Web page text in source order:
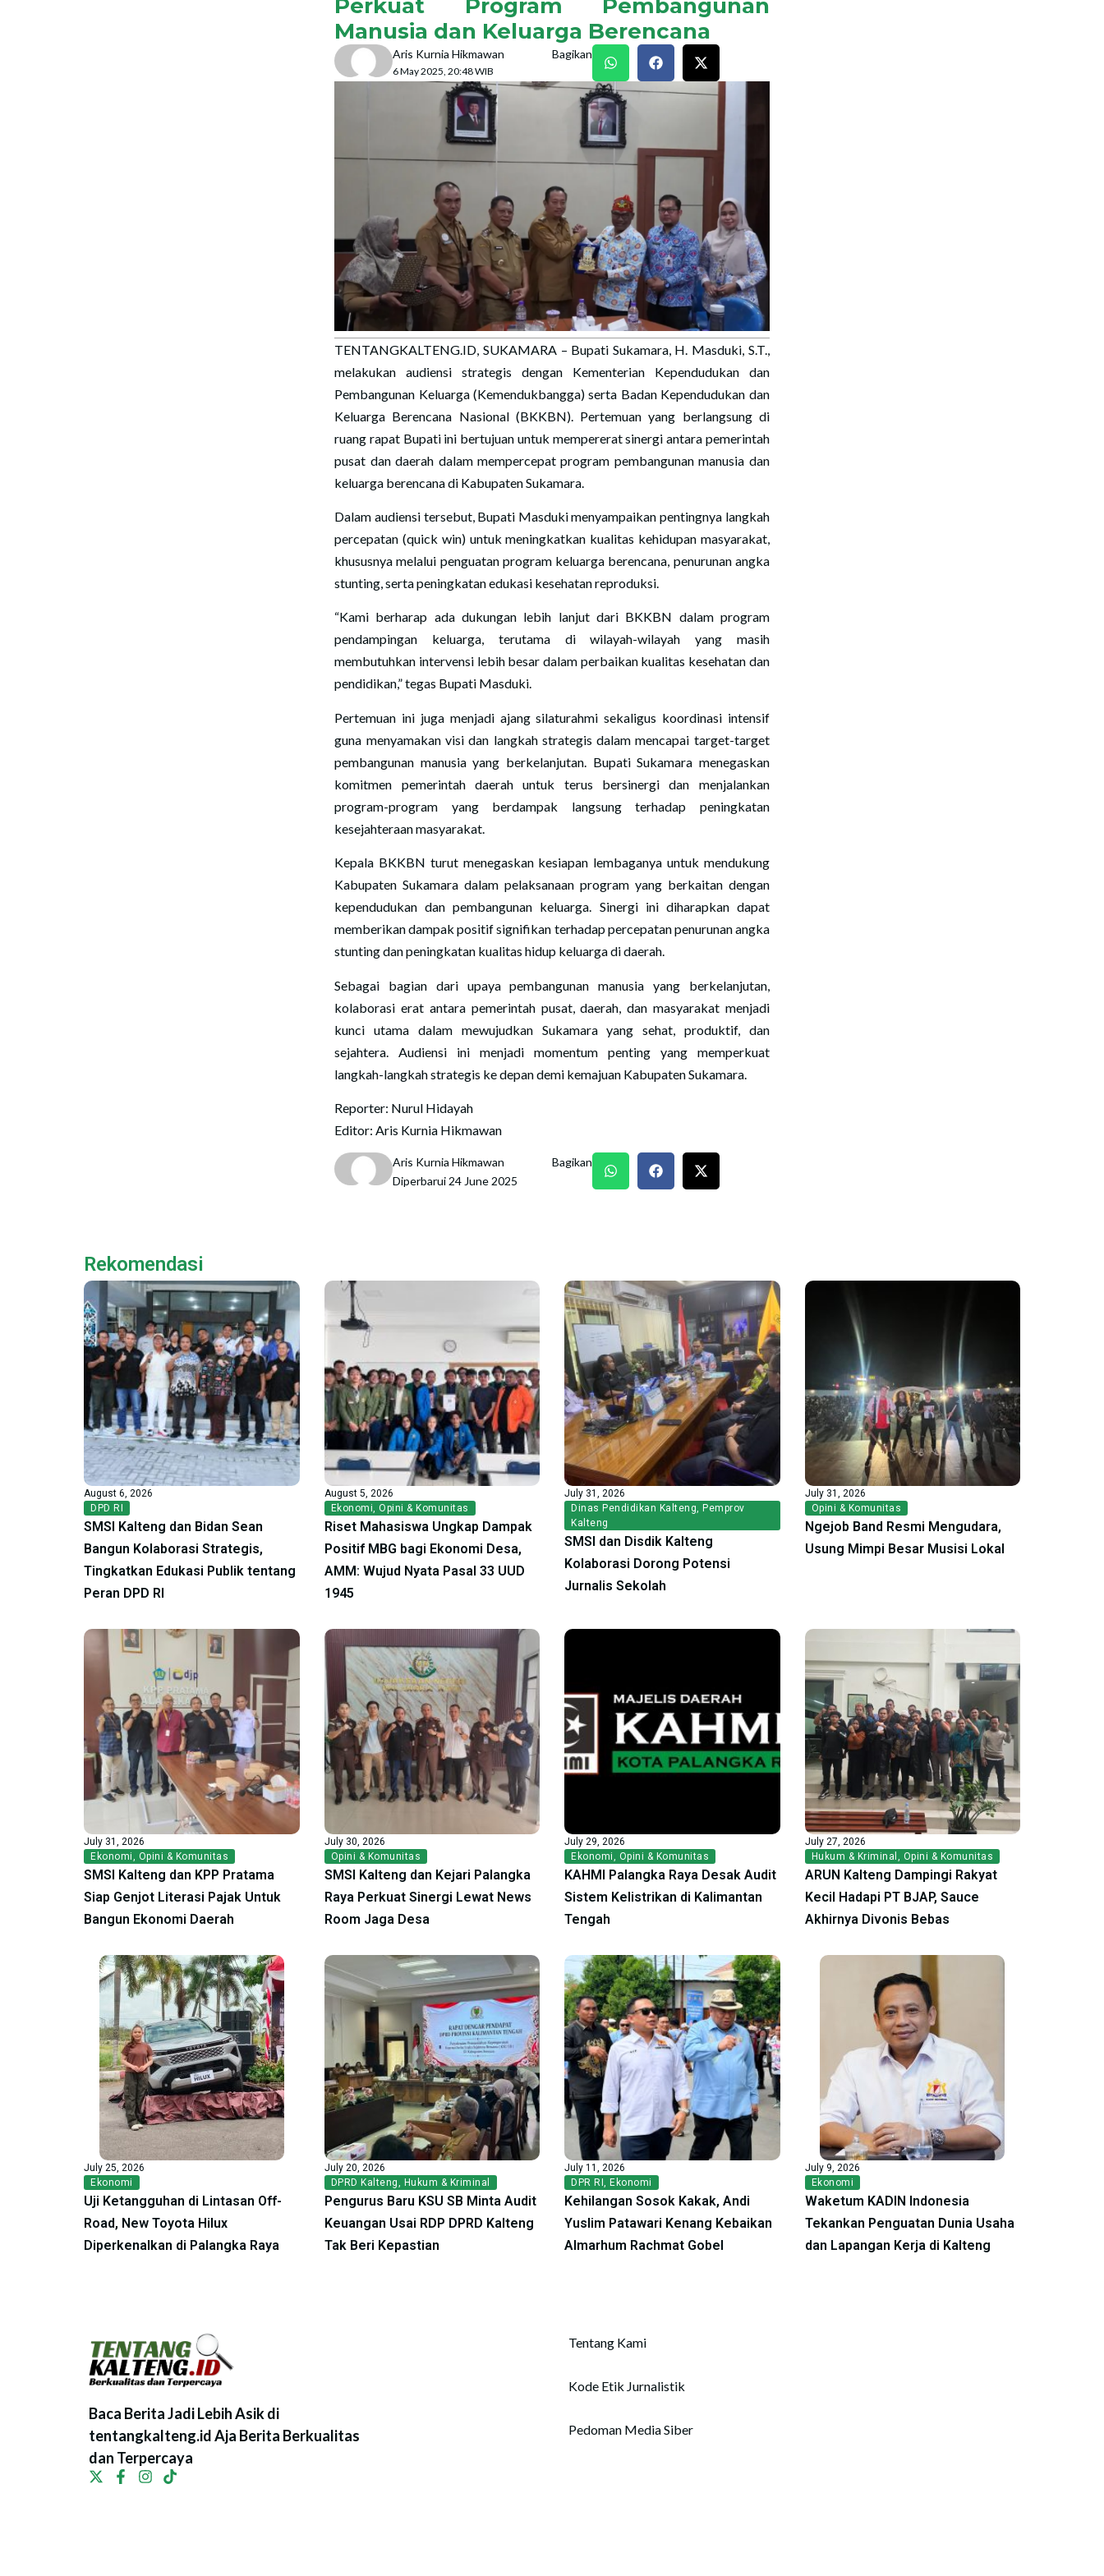
Perkuat Program Pembangunan
Manusia dan Keluarga Berencana
Aris Kurnia Hikmawan
6 May 2025, 20:48 WIB
Bagikan
TENTANGKALTENG.ID, SUKAMARA – Bupati Sukamara, H. Masduki, S.T.,
melakukan audiensi strategis dengan Kementerian Kependudukan dan
Pembangunan Keluarga (Kemendukbangga) serta Badan Kependudukan dan
Keluarga Berencana Nasional (BKKBN). Pertemuan yang berlangsung di
ruang rapat Bupati ini bertujuan untuk mempererat sinergi antara pemerintah
pusat dan daerah dalam mempercepat program pembangunan manusia dan
keluarga berencana di Kabupaten Sukamara.
Dalam audiensi tersebut, Bupati Masduki menyampaikan pentingnya langkah
percepatan (quick win) untuk meningkatkan kualitas kehidupan masyarakat,
khususnya melalui penguatan program keluarga berencana, penurunan angka
stunting, serta peningkatan edukasi kesehatan reproduksi.
“Kami berharap ada dukungan lebih lanjut dari BKKBN dalam program
pendampingan keluarga, terutama di wilayah-wilayah yang masih
membutuhkan intervensi lebih besar dalam perbaikan kualitas kesehatan dan
pendidikan,” tegas Bupati Masduki.
Pertemuan ini juga menjadi ajang silaturahmi sekaligus koordinasi intensif
guna menyamakan visi dan langkah strategis dalam mencapai target-target
pembangunan manusia yang berkelanjutan. Bupati Sukamara menegaskan
komitmen pemerintah daerah untuk terus bersinergi dan menjalankan
program-program yang berdampak langsung terhadap peningkatan
kesejahteraan masyarakat.
Kepala BKKBN turut menegaskan kesiapan lembaganya untuk mendukung
Kabupaten Sukamara dalam pelaksanaan program yang berkaitan dengan
kependudukan dan pembangunan keluarga. Sinergi ini diharapkan dapat
memberikan dampak positif signifikan terhadap percepatan penurunan angka
stunting dan peningkatan kualitas hidup keluarga di daerah.
Sebagai bagian dari upaya pembangunan manusia yang berkelanjutan,
kolaborasi erat antara pemerintah pusat, daerah, dan masyarakat menjadi
kunci utama dalam mewujudkan Sukamara yang sehat, produktif, dan
sejahtera. Audiensi ini menjadi momentum penting yang memperkuat
langkah-langkah strategis ke depan demi kemajuan Kabupaten Sukamara.
Reporter: Nurul Hidayah
Editor: Aris Kurnia Hikmawan
Aris Kurnia Hikmawan
Diperbarui 24 June 2025
Bagikan
Rekomendasi
August 6, 2026
DPD RI
SMSI Kalteng dan Bidan Sean
Bangun Kolaborasi Strategis,
Tingkatkan Edukasi Publik tentang
Peran DPD RI
August 5, 2026
Ekonomi, Opini & Komunitas
Riset Mahasiswa Ungkap Dampak
Positif MBG bagi Ekonomi Desa,
AMM: Wujud Nyata Pasal 33 UUD
1945
July 31, 2026
Dinas Pendidikan Kalteng, Pemprov
Kalteng
SMSI dan Disdik Kalteng
Kolaborasi Dorong Potensi
Jurnalis Sekolah
July 31, 2026
Opini & Komunitas
Ngejob Band Resmi Mengudara,
Usung Mimpi Besar Musisi Lokal
July 31, 2026
Ekonomi, Opini & Komunitas
SMSI Kalteng dan KPP Pratama
Siap Genjot Literasi Pajak Untuk
Bangun Ekonomi Daerah
July 30, 2026
Opini & Komunitas
SMSI Kalteng dan Kejari Palangka
Raya Perkuat Sinergi Lewat News
Room Jaga Desa
July 29, 2026
Ekonomi, Opini & Komunitas
KAHMI Palangka Raya Desak Audit
Sistem Kelistrikan di Kalimantan
Tengah
July 27, 2026
Hukum & Kriminal , Opini & Komunitas
ARUN Kalteng Dampingi Rakyat
Kecil Hadapi PT BJAP, Sauce
Akhirnya Divonis Bebas
July 25, 2026
Ekonomi
Uji Ketangguhan di Lintasan Off-
Road, New Toyota Hilux
Diperkenalkan di Palangka Raya
July 20, 2026
DPRD Kalteng, Hukum & Kriminal
Pengurus Baru KSU SB Minta Audit
Keuangan Usai RDP DPRD Kalteng
Tak Beri Kepastian
July 11, 2026
DPR RI , Ekonomi
Kehilangan Sosok Kakak, Andi
Yuslim Patawari Kenang Kebaikan
Almarhum Rachmat Gobel
July 9, 2026
Ekonomi
Waketum KADIN Indonesia
Tekankan Penguatan Dunia Usaha
dan Lapangan Kerja di Kalteng
Baca Berita Jadi Lebih Asik di
tentangkalteng.id Aja Berita Berkualitas
dan Terpercaya
Tentang Kami
Kode Etik Jurnalistik
Pedoman Media Siber